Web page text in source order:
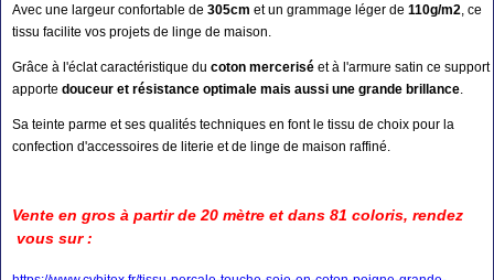
Avec une largeur confortable de 305cm et un grammage léger de 110g/m2, ce
tissu facilite vos projets de linge de maison.
Grâce à l'éclat caractéristique du coton mercerisé et à l'armure satin ce support
apporte douceur et résistance optimale mais aussi une grande brillance.
Sa teinte parme et ses qualités techniques en font le tissu de choix pour la
confection d'accessoires de literie et de linge de maison raffiné.
Vente en gros à partir de 20 mètre et dans 81 coloris, rendez
vous sur :